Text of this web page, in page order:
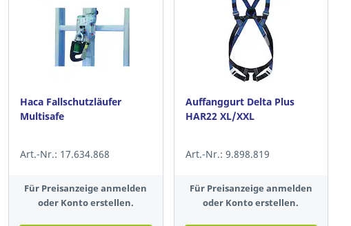
Haca Fallschutzläufer
Multisafe
Art.-Nr.: 17.634.868
Für Preisanzeige anmelden
oder Konto erstellen.
Auffanggurt Delta Plus
HAR22 XL/XXL
Art.-Nr.: 9.898.819
Für Preisanzeige anmelden
oder Konto erstellen.